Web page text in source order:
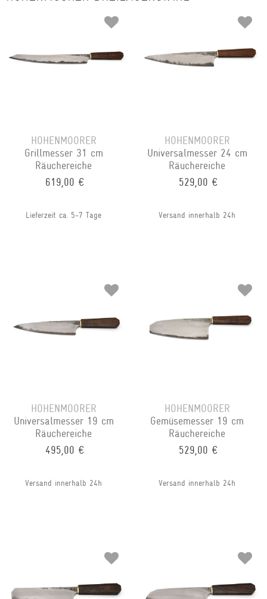
HOHENMOORER
Grillmesser 31 cm
Räuchereiche
619,00 €
Lieferzeit ca. 5-7 Tage
HOHENMOORER
Universalmesser 24 cm
Räuchereiche
529,00 €
Versand innerhalb 24h
HOHENMOORER
Universalmesser 19 cm
Räuchereiche
495,00 €
Versand innerhalb 24h
HOHENMOORER
Gemüsemesser 19 cm
Räuchereiche
529,00 €
Versand innerhalb 24h